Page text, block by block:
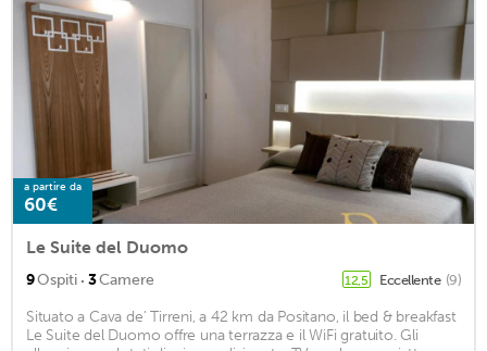
a partire da
60€
Le Suite del Duomo
9Ospiti · 3Camere 12,5 Eccellente (9)
Situato a Cava de' Tirreni, a 42 km da Positano, il bed & breakfast
Le Suite del Duomo offre una terrazza e il WiFi gratuito. Gli